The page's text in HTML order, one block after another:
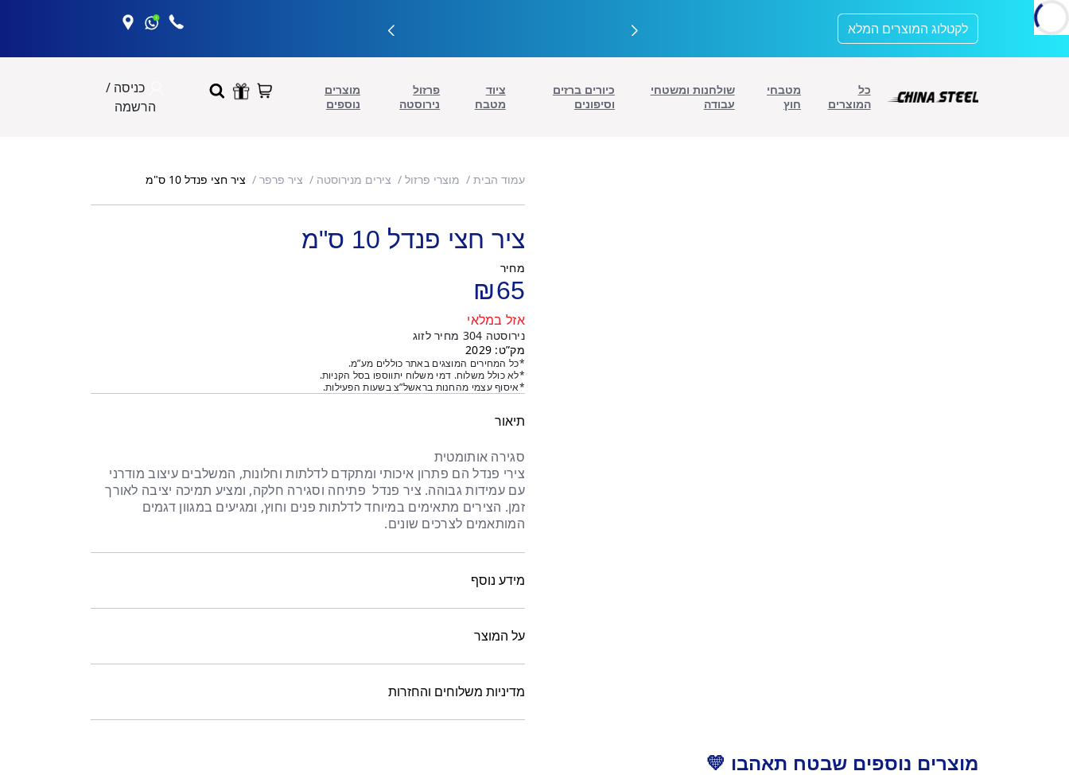
לתוכן
לקטלוג המוצרים המלא
כל
המוצרים
מטבחי
חוץ
שולחנות ומשטחי
עבודה
כיורים ברזים
וסיפונים
ציוד
מטבח
פרזול
נירוסטה
מוצרים
נוספים
כניסה /
הרשמה
עמוד הבית מוצרי פרזול צירים מנירוסטה ציר פרפר ציר חצי פנדל 10 ס"מ
ציר חצי פנדל 10 ס"מ
מחיר
₪65
אזל במלאי
נירוסטה 304 מחיר לזוג
מק”ט: 2029
*כל המחירים המוצגים באתר כוללים מע”מ.
*לא כולל משלוח. דמי משלוח יתווספו בסל הקניות.
*איסוף עצמי מהחנות בראשל”צ בשעות הפעילות.
תיאור
סגירה אותומטית
צירי פנדלהם פתרון איכותי ומתקדם לדלתות וחלונות, המשלבים עיצוב מודרני
עם עמידות גבוהה. ציר פנדל פתיחה וסגירה חלקה, ומציע תמיכה יציבה לאורך
זמן. הצירים מתאימים במיוחד לדלתות פנים וחוץ, ומגיעים במגוון דגמים
המותאמים לצרכים שונים.
מידע נוסף
על המוצר
מדיניות משלוחים והחזרות
מוצרים נוספים שבטח תאהבו 💛